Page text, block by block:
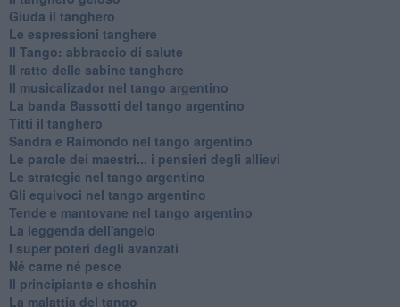
Giuda il tanghero
Le espressioni tanghere
Il Tango: abbraccio di salute
Il ratto delle sabine tanghere
Il musicalizador nel tango argentino
La banda Bassotti del tango argentino
Titti il tanghero
Sandra e Raimondo nel tango argentino
Le parole dei maestri... i pensieri degli allievi
Le strategie nel tango argentino
Gli equivoci nel tango argentino
Tende e mantovane nel tango argentino
La leggenda dell'angelo
I super poteri degli avanzati
​Né carne né pesce
Il principiante e shoshin
La malattia del tango